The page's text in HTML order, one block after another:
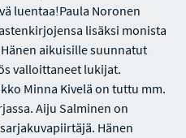
luentaa!Paula Noronen
lisäksi monista
aikuisille suunnatut
valloittaneet lukijat.
Minna Kivelä on tuttu mm.
Aiju Salminen on
Hänen